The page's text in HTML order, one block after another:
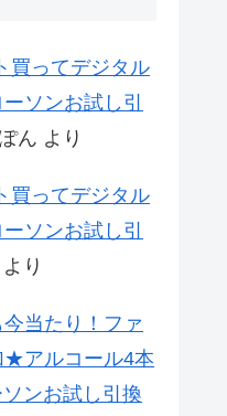
買ってデジタル
ソンお試し引
ん より
買ってデジタル
ソンお試し引
より
今当たり！ファ
★アルコール4本
ンお試し引換